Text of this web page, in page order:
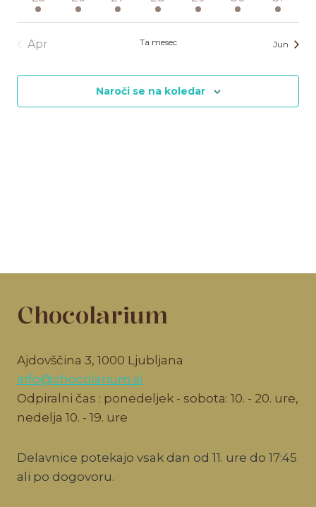
dogodekdogodekdogodekdogodekdogodekdogodek
Apr Ta mesec Jun
Naroči se na koledar
Chocolarium
Ajdovščina 3, 1000 Ljubljana
info@chocolarium.si
Odpiralni čas : ponedeljek - sobota: 10. - 20. ure,
nedelja 10. - 19. ure
Delavnice potekajo vsak dan od 11. ure do 17:45
ali po dogovoru.